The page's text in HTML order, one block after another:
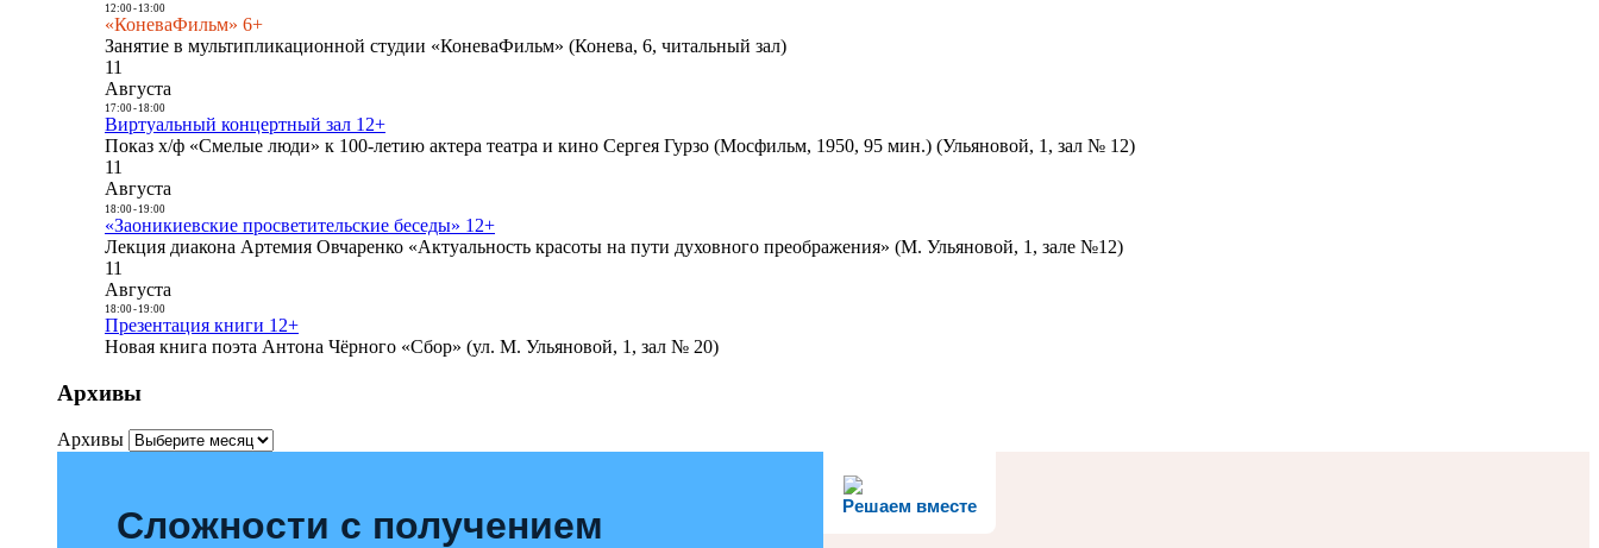
12:00- 13:00
«КоневаФильм» 6+
Занятие в мультипликационной студии «КоневаФильм» (Конева, 6, читальный зал)
11
Августа
17:00- 18:00
Виртуальный концертный зал 12+
Показ х/ф «Смелые люди» к 100-летию актера театра и кино Сергея Гурзо (Мосфильм, 1950, 95 мин.) (Ульяновой, 1, зал № 12)
11
Августа
18:00- 19:00
«Заоникиевские просветительские беседы» 12+
Лекция диакона Артемия Овчаренко «Актуальность красоты на пути духовного преображения» (М. Ульяновой, 1, зале №12)
11
Августа
18:00- 19:00
Презентация книги 12+
Новая книга поэта Антона Чёрного «Сбор» (ул. М. Ульяновой, 1, зал № 20)
Архивы
Архивы
Решаем вместе
Сложности с получением